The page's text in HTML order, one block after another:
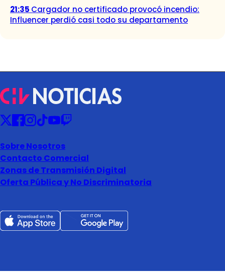
21:35 Cargador no certificado provocó incendio:
Influencer perdió casi todo su departamento
Sobre Nosotros
Contacto Comercial
Zonas de Transmisión Digital
Oferta Pública y No Discriminatoria